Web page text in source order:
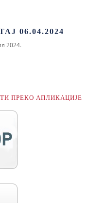
06.04.2024
2024.
ПРЕКО АПЛИКАЦИЈЕ